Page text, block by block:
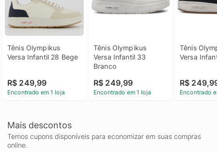
Tênis Olympikus
Versa Infantil 28 Bege
R$ 249,99
Encontrado em 1 loja
Tênis Olympikus
Versa Infantil 33
Branco
R$ 249,99
Encontrado em 1 loja
Tênis
Versa
R$
Encontrado
Mais descontos
Temos cupons disponíveis para economizar em suas compras
online.